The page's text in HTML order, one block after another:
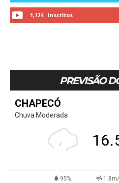
1,124 Inscritos
PREVISÃO
CHAPECÓ
Chuva Moderada
95%